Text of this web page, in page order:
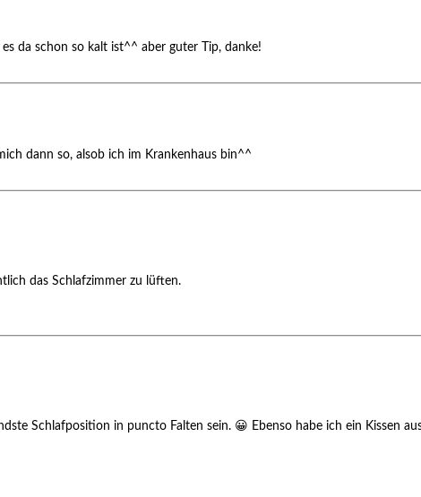
da schon so kalt ist^^ aber guter Tip, danke!
dann so, alsob ich im Krankenhaus bin^^
das Schlafzimmer zu lüften.
Schlafposition in puncto Falten sein. 😀 Ebenso habe ich ein Kissen